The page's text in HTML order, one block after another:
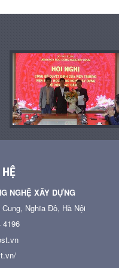
NGHỆ XÂY DỰNG
Nghĩa Đô, Hà Nội
4196